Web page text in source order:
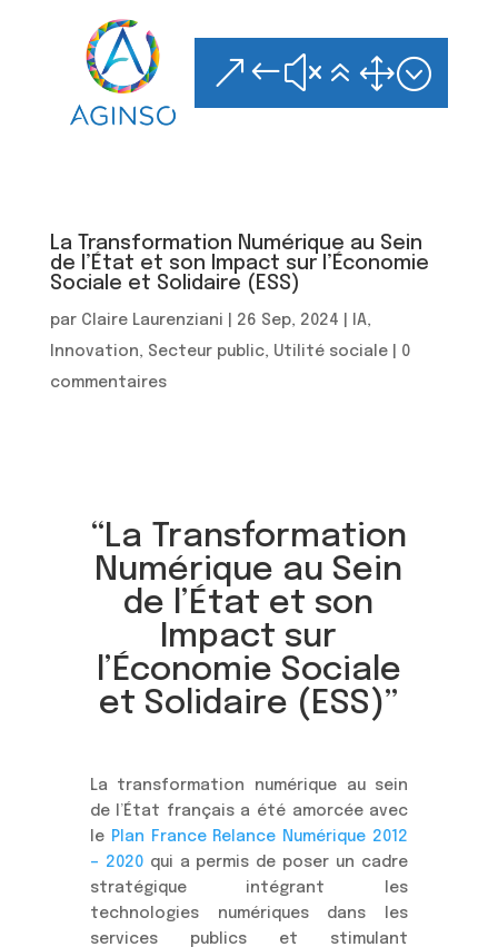
&#x61;
La Transformation Numérique au Sein
de l’État et son Impact sur l’Économie
Sociale et Solidaire (ESS)
par Claire Laurenziani 26 Sep, 2024 IA,
Innovation, Secteur public, Utilité sociale| 0
commentaires
“La Transformation
Numérique au Sein
de l’État et son
Impact sur
l’Économie Sociale
et Solidaire (ESS)”
La transformation numérique au sein
de l’État français a été amorcée avec
le Plan France Relance Numérique 2012
– 2020qui a permis de poser un cadre
stratégique intégrant les
technologies numériques dans les
services publics et stimulant